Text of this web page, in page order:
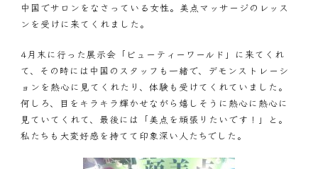
中国でサロンをなさっている女性。美点マッサージのレッス
ンを受けに来てくれました。
4月末に行った展示会「ビューティーワールド」に来てくれ
て、その時には中国のスタッフも一緒で、デモンストレーシ
ョンを熱心に見てくれたり、体験も受けてくれていました。
何しろ、目をキラキラ輝かせながら嬉しそうに熱心に熱心に
見ていてくれて、最後には「美点を頑張りたいです！」と。
私たちも大変好感を持てて印象深い人たちでした。